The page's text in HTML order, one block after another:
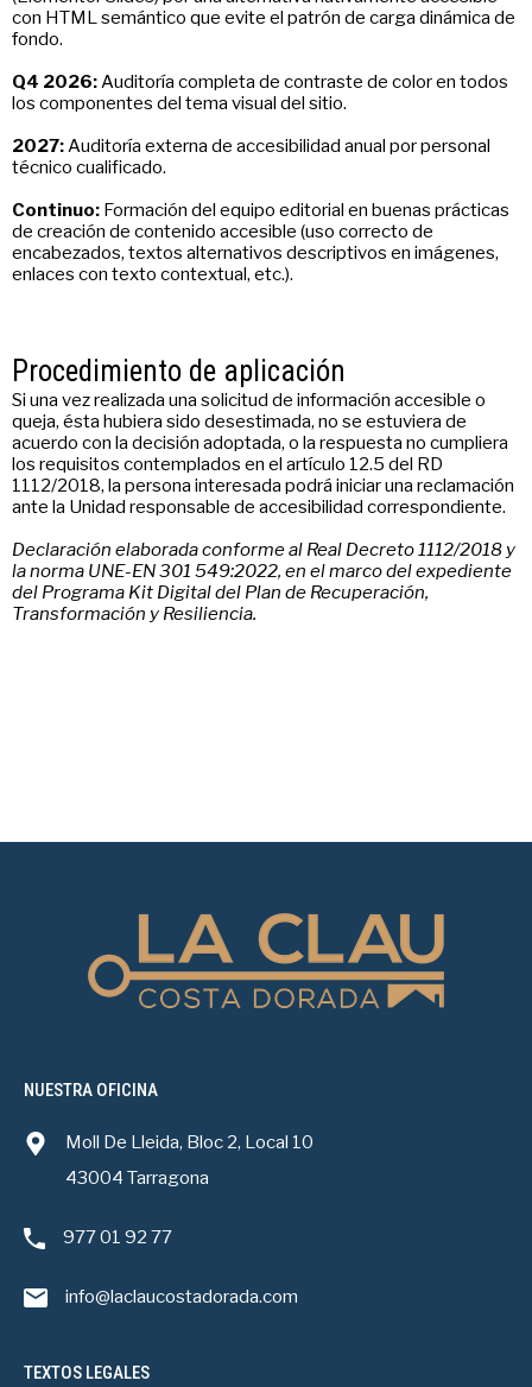
con HTML semántico que evite el patrón de carga dinámica de
fondo.
Q4 2026:Auditoría completa de contraste de color en todos
los componentes del tema visual del sitio.
2027:Auditoría externa de accesibilidad anual por personal
técnico cualificado.
Continuo: Formación del equipo editorial en buenas prácticas
de creación de contenido accesible (uso correcto de
encabezados, textos alternativos descriptivos en imágenes,
enlaces con texto contextual, etc.).
Procedimiento de aplicación
Si una vez realizada una solicitud de información accesible o
queja, ésta hubiera sido desestimada, no se estuviera de
acuerdo con la decisión adoptada, o la respuesta no cumpliera
los requisitos contemplados en el artículo 12.5 del RD
1112/2018, la persona interesada podrá iniciar una reclamación
ante la Unidad responsable de accesibilidad correspondiente.
Declaración elaborada conforme al Real Decreto 1112/2018 y
la norma UNE-EN 301 549:2022, en el marco del expediente
del Programa Kit Digital del Plan de Recuperación,
Transformación y Resiliencia.
NUESTRA OFICINA
Moll De Lleida, Bloc 2, Local 10
43004 Tarragona
977 01 92 77
info@laclaucostadorada.com
TEXTOS LEGALES